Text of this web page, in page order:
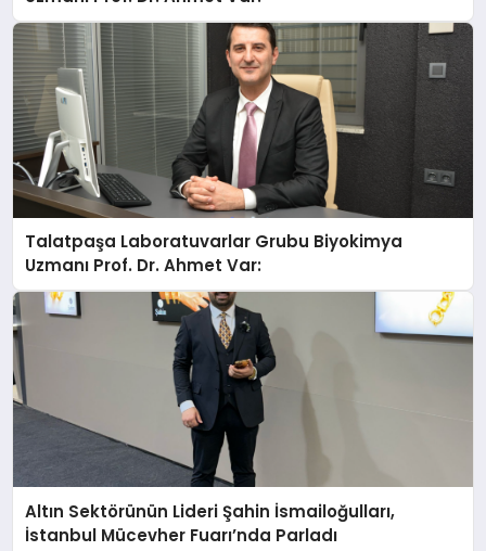
Talatpaşa Laboratuvarlar Grubu Biyokimya
Uzmanı Prof. Dr. Ahmet Var:
Altın Sektörünün Lideri Şahin İsmailoğulları,
İstanbul Mücevher Fuarı’nda Parladı ￼